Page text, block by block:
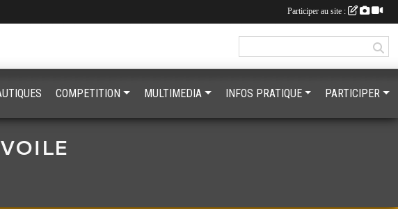
COMPETITION MULTIMEDIA INFOS PRATIQUE PARTICIPER
Participer au site :